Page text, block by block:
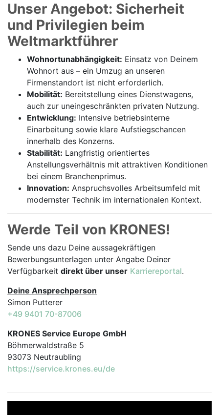
Unser Angebot: Sicherheit
und Privilegien beim
Weltmarktführer
Wohnortunabhängigkeit: Einsatz von Deinem
Wohnort aus – ein Umzug an unseren
Firmenstandort ist nicht erforderlich.
Mobilität: Bereitstellung eines Dienstwagens,
auch zur uneingeschränkten privaten Nutzung.
Entwicklung: Intensive betriebsinterne
Einarbeitung sowie klare Aufstiegschancen
innerhalb des Konzerns.
Stabilität: Langfristig orientiertes
Anstellungsverhältnis mit attraktiven Konditionen
bei einem Branchenprimus.
Innovation: Anspruchsvolles Arbeitsumfeld mit
modernster Technik im internationalen Kontext.
Werde Teil von KRONES!
Sende uns dazu Deine aussage­kräftigen
Bewerbungsunterlagen unter Angabe Deiner
Verfügbarkeit direkt über unser Karriereportal.
Deine Ansprechperson
Simon Putterer
+49 9401 70-87006
KRONES Service Europe GmbH
Böhmerwaldstraße 5
93073 Neutraubling
https://service.krones.eu/de